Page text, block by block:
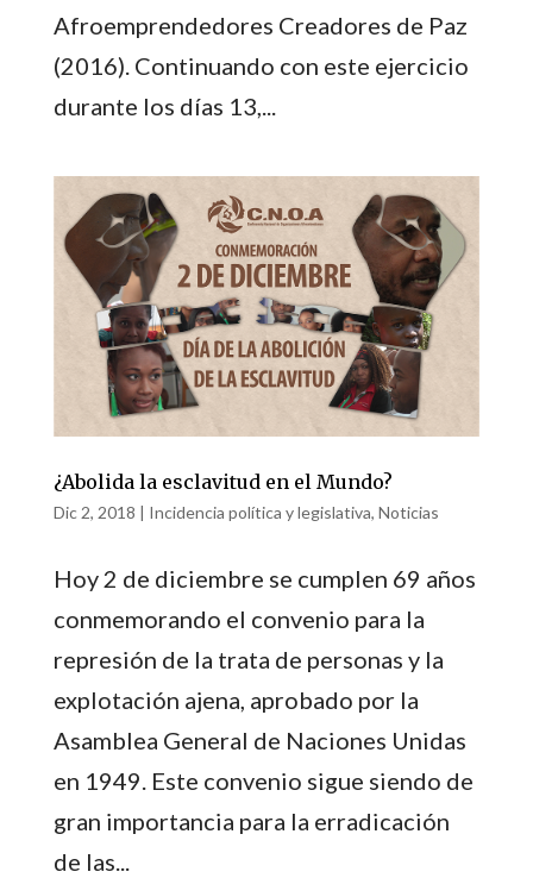
Afroemprendedores Creadores de Paz
(2016). Continuando con este ejercicio
durante los días 13,...
¿Abolida la esclavitud en el Mundo?
Dic 2, 2018 | Incidencia política y legislativa, Noticias
Hoy 2 de diciembre se cumplen 69 años
conmemorando el convenio para la
represión de la trata de personas y la
explotación ajena, aprobado por la
Asamblea General de Naciones Unidas
en 1949. Este convenio sigue siendo de
gran importancia para la erradicación
de las...